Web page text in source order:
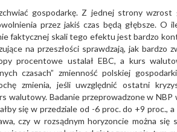
gospodarkę. Z jednej strony wzrost
przez jakiś czas będą głębsze. O
faktycznej skali tego efektu jest bardzo
na przeszłości sprawdzają, jak bardzo
procentowe ustalał EBC, a kurs
czasach” zmienność polskiej
zmienia, jeśli uwzględnić ostatni
walutowy. Badanie przeprowadzone w
się w przedziale od -6 proc. do +9 proc.,
czy w rozsądnym horyzoncie można się